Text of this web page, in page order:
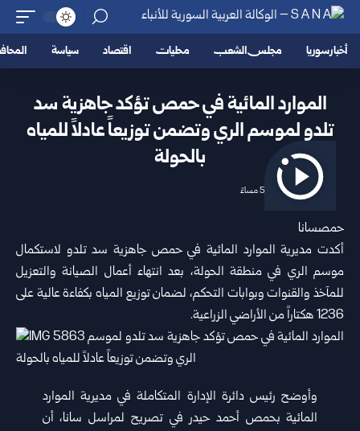
أخبار سوريا مجلس الشعب محليات اقتصاد سياسة
الموارد المائية في حمص تؤكد جاهزية سد
تلدو لموسم الري وتضمن توزيعاً عادلاً للمياه
بالحولة
2026/06/08 5:31 مساءً
حمصسانا
أكدت مديرية الموارد المائية في حمص جاهزية سد تلدو لاستكمال
موسم الري في منطقة الحولة، بعد انتهاء أعمال الصيانة والتعزيل
للمآخذ والقنوات وبوابات التحكم، لضمان توزيع المياه بكفاءة عالية على
1236 هكتاراً من الأراضي الزراعية.
وأوضح رئيس دائرة الإدارة المتكاملة في مديرية الموارد
المائية بحمص أحمد حيدر في تصريح لمراسل سانا، أن